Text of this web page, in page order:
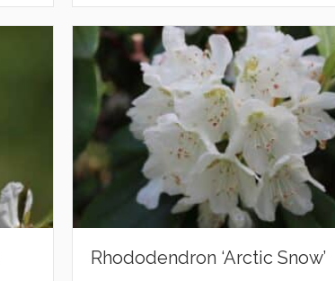
Rhododendron ‘Arctic Snow’